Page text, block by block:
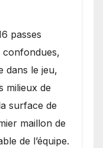
passes
confondues,
dans le jeu,
milieux de
surface de
maillon de
de l’équipe.